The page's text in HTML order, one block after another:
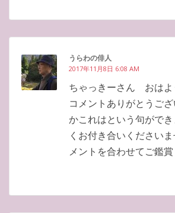
うらわの俳人
2017年11月8日 6:08 AM
ちゃっきーさん おはよ
コメントありがとうご
かこれはという句がで
くお付き合いください
メントを合わせてご鑑賞